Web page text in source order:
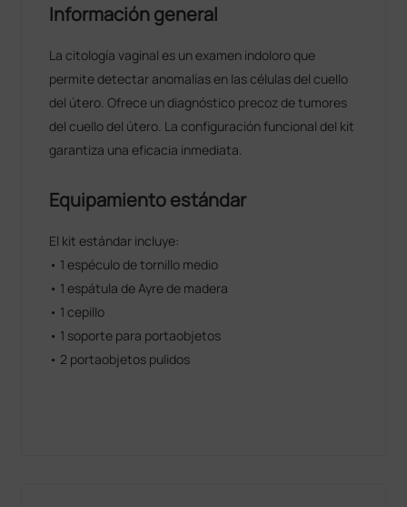
Información general
La citología vaginal es un examen indoloro que
permite detectar anomalías en las células del cuello
del útero. Ofrece un diagnóstico precoz de tumores
del cuello del útero. La configuración funcional del kit
garantiza una eficacia inmediata.
Equipamiento estándar
El kit estándar incluye:
• 1 espéculo de tornillo medio
• 1 espátula de Ayre de madera
• 1 cepillo
• 1 soporte para portaobjetos
• 2 portaobjetos pulidos